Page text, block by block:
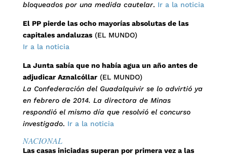
bloqueados por una medida cautelar. Ir a la noticia
El PP pierde las ocho mayorías absolutas de las
capitales andaluzas(EL MUNDO)
Ir a la noticia
La Junta sabía que no había agua un año antes de
adjudicar Aznalcóllar(EL MUNDO)
La Confederación del Guadalquivir se lo advirtió ya
en febrero de 2014. La directora de Minas
respondió el mismo día que resolvió el concurso
investigado. Ir a la noticia
NACIONAL
Las casas iniciadas superan por primera vez a las